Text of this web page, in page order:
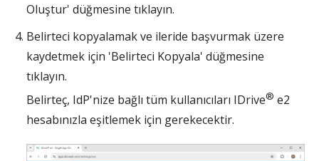
Oluştur' düğmesine tıklayın.
Belirteci kopyalamak ve ileride başvurmak üzere
kaydetmek için 'Belirteci Kopyala' düğmesine
tıklayın.
Belirteç, IdP'nize bağlı tüm kullanıcıları IDrive® e2
hesabınızla eşitlemek için gerekecektir.